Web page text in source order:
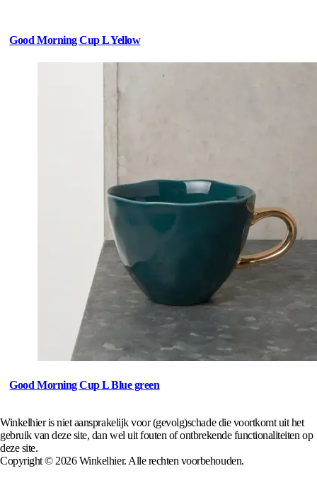
Good Morning Cup L Yellow
Good Morning Cup L Blue green
Winkelhier is niet aansprakelijk voor (gevolg)schade die voortkomt uit het
gebruik van deze site, dan wel uit fouten of ontbrekende functionaliteiten op
deze site.
Copyright © 2026 Winkelhier. Alle rechten voorbehouden.